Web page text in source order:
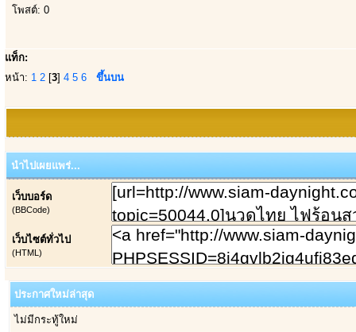
โพสต์: 0
แท็ก:
หน้า: 1 2 [3] 4 5 6 ขึ้นบน
นำไปเผยแพร่...
เว็บบอร์ด
(BBCode)
เว็บไซต์ทั่วไป
(HTML)
ประกาศใหม่ล่าสุด
ไม่มีกระทู้ใหม่